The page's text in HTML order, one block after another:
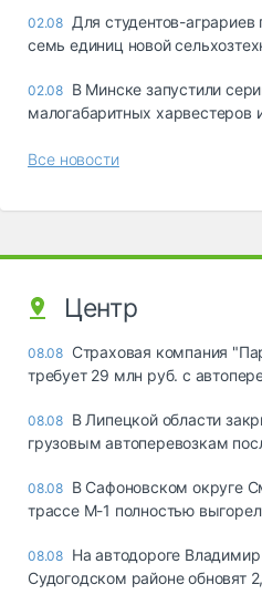
02.08 Для студентов-
семь единиц новой
02.08 В Минске запустили
малогабаритных
Все новости
Центр
08.08 Страховая компания
требует 29 млн руб. с
08.08 В Липецкой области
грузовым автоперевозкам
08.08 В Сафоновском округе
трассе М-1 полностью выгорел
08.08 На автодороге
Судогодском районе обновят